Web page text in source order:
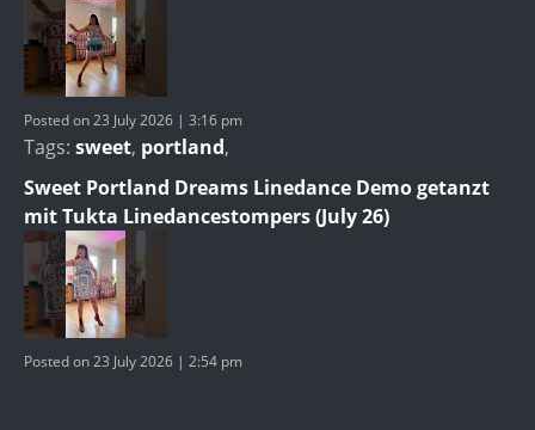
Posted on 23 July 2026 | 3:16 pm
Tags: sweet, portland,
Sweet Portland Dreams Linedance Demo getanzt
mit Tukta Linedancestompers (July 26)
Posted on 23 July 2026 | 2:54 pm